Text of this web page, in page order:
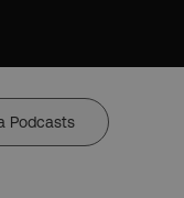
Podcasts